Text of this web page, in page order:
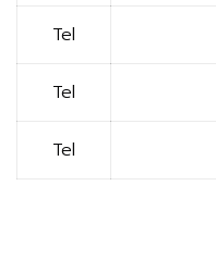
Tel
Tel
Tel